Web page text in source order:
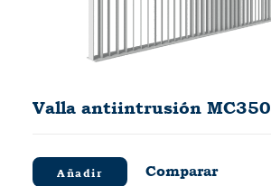
Valla antiintrusión MC350
Añadir Comparar